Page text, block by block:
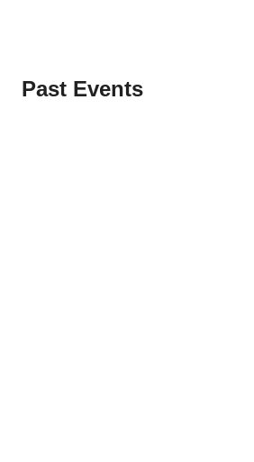
Past Events